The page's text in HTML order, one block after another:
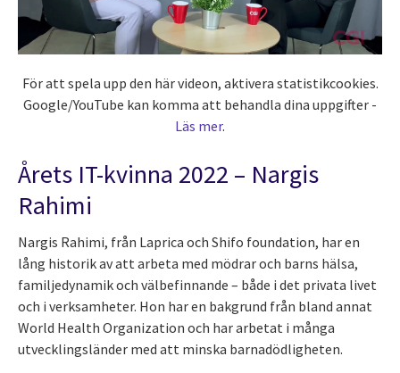
För att spela upp den här videon, aktivera statistikcookies.
Google/YouTube kan komma att behandla dina uppgifter -
Läs mer.
Årets IT-kvinna 2022 – Nargis
Rahimi
Nargis Rahimi, från Laprica och Shifo foundation, har en
lång historik av att arbeta med mödrar och barns hälsa,
familjedynamik och välbefinnande – både i det privata livet
och i verksamheter. Hon har en bakgrund från bland annat
World Health Organization och har arbetat i många
utvecklingsländer med att minska barnadödligheten.